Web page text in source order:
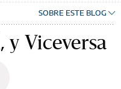
SOBRE ESTE BLOG
Viceversa